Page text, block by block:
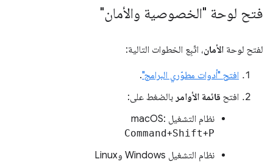
فتح لوحة "الخصوصية والأمان"
لفتح لوحة الأمان، اتّبِع الخطوات التالية:
افتح "أدوات مطوّري البرامج".
افتح قائمة الأوامر بالضغط على:
نظام التشغيل macOS:
Command+Shift+P
نظام التشغيل Windows وLinux